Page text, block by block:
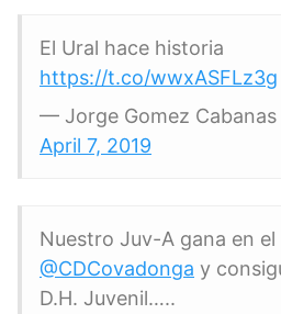
El Ural hace historia
https://t.co/wwxASFLz3g
— Jorge Gomez Cabanas
April 7, 2019
Nuestro Juv-A gana en
@CDCovadonga y
D.H. Juvenil…..